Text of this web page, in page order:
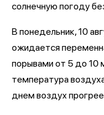
солнечную погоду
В понедельник, 10
ожидается
порывами от 5 до 10
температура
днем воздух